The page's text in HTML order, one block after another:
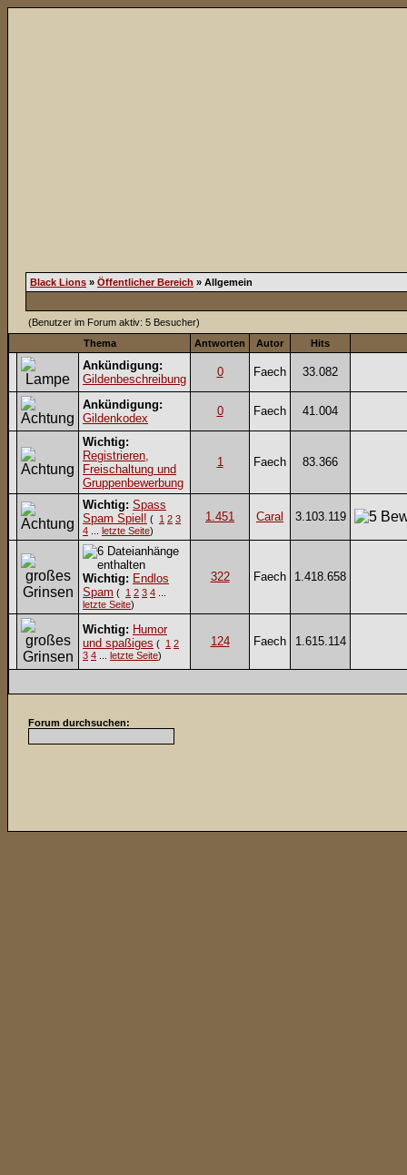
Black Lions » Öffentlicher Bereich » Allgemein
(Benutzer im Forum aktiv: 5 Besucher)
Thema
Antworten Autor Hits
Ankündigung:
Gildenbeschreibung
0 Faech 33.082
Ankündigung:
Gildenkodex
0 Faech 41.004
Wichtig:
Registrieren,
Freischaltung und
Gruppenbewerbung
1 Faech 83.366
Wichtig: Spass
Spam Spiel! ( 1 2 3
4
letzte Seite)
1.451 Caral 3.103.119
Wichtig: Endlos
Spam ( 1 2 3 4
letzte Seite)
322 Faech 1.418.658
Wichtig: Humor
und spaßiges ( 1 2
3 4 letzte Seite)
124 Faech 1.615.114
Forum durchsuchen: